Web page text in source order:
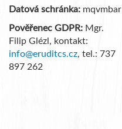
Datová schránka: mqvmbar
Pověřenec GDPR: Mgr.
Filip Glézl, kontakt:
info@eruditcs.cz, tel.: 737
897 262